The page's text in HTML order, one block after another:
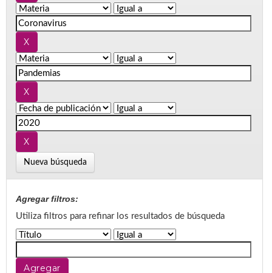
Nueva búsqueda
Agregar filtros:
Utiliza filtros para refinar los resultados de búsqueda